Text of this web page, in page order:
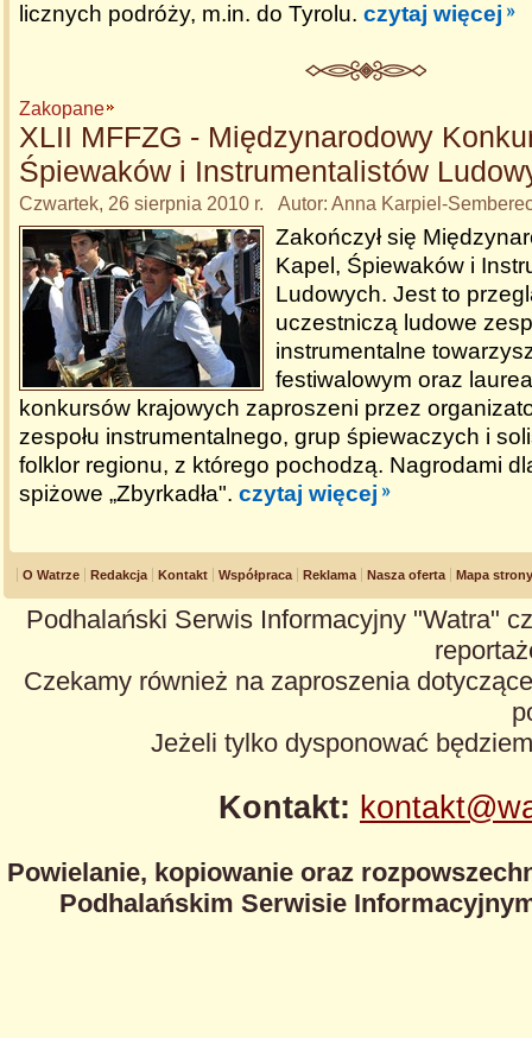
licznych podróży, m.in. do Tyrolu. czytaj więcej
Zakopane
XLII MFFZG - Międzynarodowy
Śpiewaków i Instrumentalistów
Czwartek, 26 sierpnia 2010 r. Autor: Anna Karpiel-
Zakończył się
Kapel, Śpiewaków i
Ludowych. Jest to
uczestniczą ludowe
instrumentalne
festiwalowym oraz
konkursów krajowych zaproszeni przez
zespołu instrumentalnego, grup śpiewaczych i
folklor regionu, z którego pochodzą. Nagrodami
spiżowe „Zbyrkadła". czytaj więcej
O Watrze Redakcja Kontakt Współpraca Reklama Nasza oferta Mapa strony
Podhalański Serwis Informacyjny "Watra"
Czekamy również na zaproszenia
Jeżeli tylko dysponować
Kontakt:
Powielanie, kopiowanie oraz
Podhalańskim Serwisie